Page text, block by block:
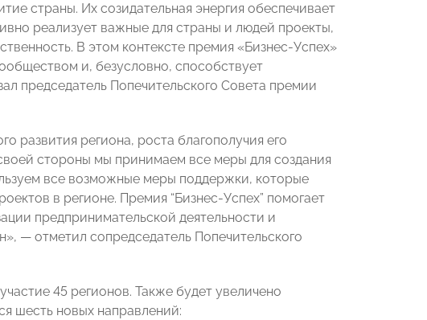
страны. Их созидательная энергия обеспечивает
реализует важные для страны и людей проекты,
В этом контексте премия «Бизнес-Успех»
и, безусловно, способствует
председатель Попечительского Совета премии
развития региона, роста благополучия его
стороны мы принимаем все меры для создания
все возможные меры поддержки, которые
в регионе. Премия “Бизнес-Успех” помогает
предпринимательской деятельности и
— отметил сопредседатель Попечительского
45 регионов. Также будет увеличено
шесть новых направлений: